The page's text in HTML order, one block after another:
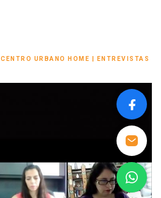
CENTRO URBANO HOME
ENTREVISTAS